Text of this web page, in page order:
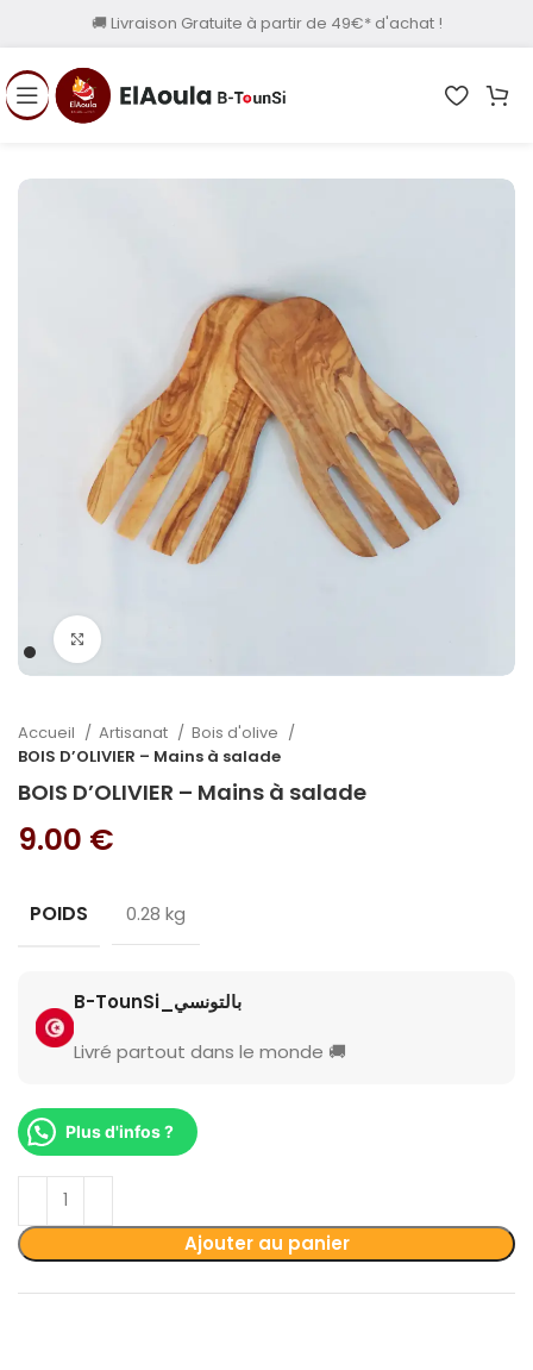
🚚 Livraison Gratuite à partir de 49€* d'achat !
Accueil Artisanat
Bois d'olive
BOIS D’OLIVIER – Mains à salade
BOIS D’OLIVIER – Mains à salade
9.00 €
POIDS 0.28 kg
B-TounSi_بالتونسي
Livré partout dans le monde 🚚
Plus d'infos ?
Ajouter au panier